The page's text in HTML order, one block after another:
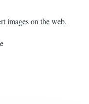
images on the web.